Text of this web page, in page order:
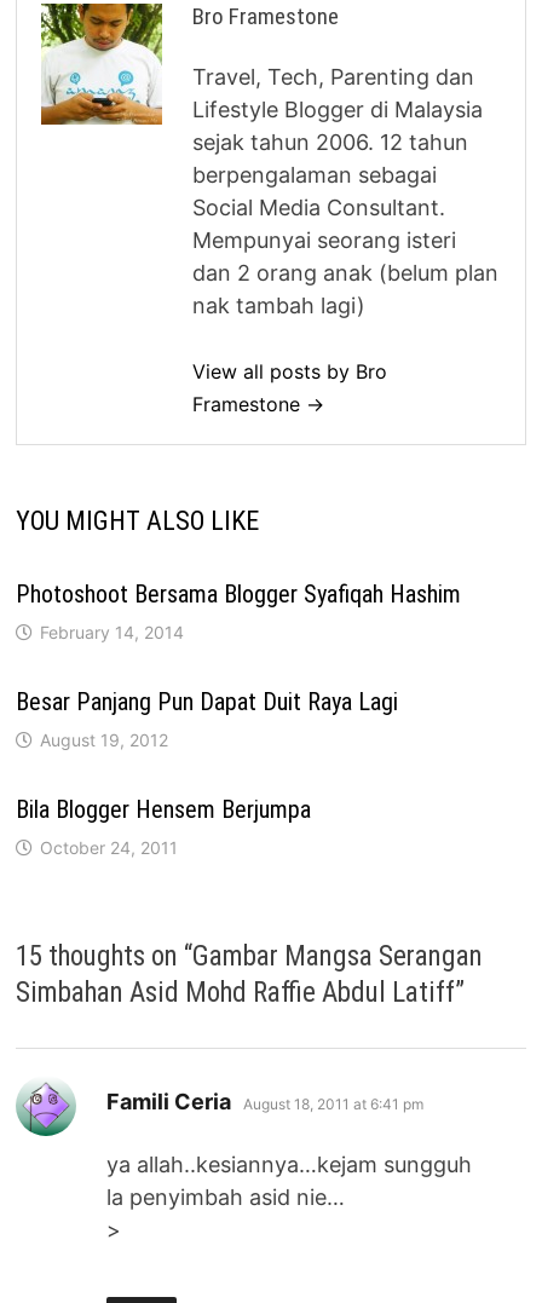
Bro Framestone
Travel, Tech, Parenting dan
Lifestyle Blogger di Malaysia
sejak tahun 2006. 12 tahun
berpengalaman sebagai
Social Media Consultant.
Mempunyai seorang isteri
dan 2 orang anak (belum plan
nak tambah lagi)
View all posts by Bro
Framestone →
YOU MIGHT ALSO LIKE
Photoshoot Bersama Blogger Syafiqah Hashim
February 14, 2014
Besar Panjang Pun Dapat Duit Raya Lagi
August 19, 2012
Bila Blogger Hensem Berjumpa
October 24, 2011
15 thoughts on “Gambar Mangsa Serangan
Simbahan Asid Mohd Raffie Abdul Latiff”
Famili Ceria says:
August 18, 2011 at 6:41 pm
ya allah..kesiannya…kejam sungguh
la penyimbah asid nie…
>